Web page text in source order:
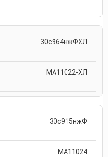
30с964нжФХЛ
МА11022-ХЛ
30с915нжФ
МА11024